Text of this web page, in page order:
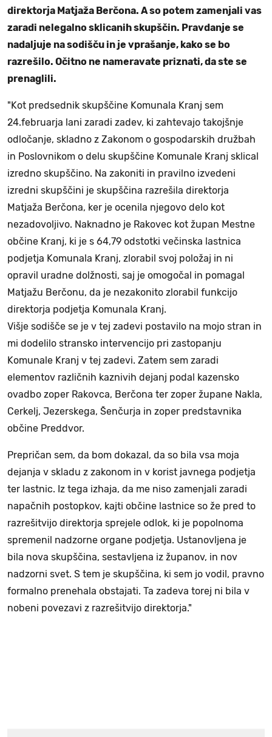
direktorja Matjaža Berčona. A so potem zamenjali vas
zaradi nelegalno sklicanih skupščin. Pravdanje se
nadaljuje na sodišču in je vprašanje, kako se bo
razrešilo. Očitno ne nameravate priznati, da ste se
prenaglili.
"Kot predsednik skupščine Komunala Kranj sem
24.februarja lani zaradi zadev, ki zahtevajo takojšnje
odločanje, skladno z Zakonom o gospodarskih družbah
in Poslovnikom o delu skupščine Komunale Kranj sklical
izredno skupščino. Na zakoniti in pravilno izvedeni
izredni skupščini je skupščina razrešila direktorja
Matjaža Berčona, ker je ocenila njegovo delo kot
nezadovoljivo. Naknadno je Rakovec kot župan Mestne
občine Kranj, ki je s 64,79 odstotki večinska lastnica
podjetja Komunala Kranj, zlorabil svoj položaj in ni
opravil uradne dolžnosti, saj je omogočal in pomagal
Matjažu Berčonu, da je nezakonito zlorabil funkcijo
direktorja podjetja Komunala Kranj.
Višje sodišče se je v tej zadevi postavilo na mojo stran in
mi dodelilo stransko intervencijo pri zastopanju
Komunale Kranj v tej zadevi. Zatem sem zaradi
elementov različnih kaznivih dejanj podal kazensko
ovadbo zoper Rakovca, Berčona ter zoper župane Nakla,
Cerkelj, Jezerskega, Šenčurja in zoper predstavnika
občine Preddvor.
Prepričan sem, da bom dokazal, da so bila vsa moja
dejanja v skladu z zakonom in v korist javnega podjetja
ter lastnic. Iz tega izhaja, da me niso zamenjali zaradi
napačnih postopkov, kajti občine lastnice so že pred to
razrešitvijo direktorja sprejele odlok, ki je popolnoma
spremenil nadzorne organe podjetja. Ustanovljena je
bila nova skupščina, sestavljena iz županov, in nov
nadzorni svet. S tem je skupščina, ki sem jo vodil, pravno
formalno prenehala obstajati. Ta zadeva torej ni bila v
nobeni povezavi z razrešitvijo direktorja."